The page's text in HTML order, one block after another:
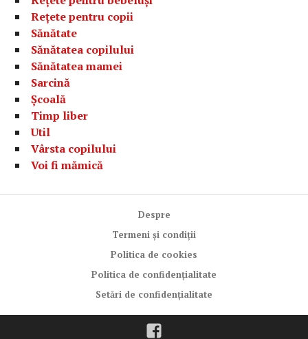
Rețete pentru copii
Sănătate
Sănătatea copilului
Sănătatea mamei
Sarcină
Școală
Timp liber
Util
Vârsta copilului
Voi fi mămică
Despre
Termeni și condiții
Politica de cookies
Politica de confidențialitate
Setări de confidențialitate